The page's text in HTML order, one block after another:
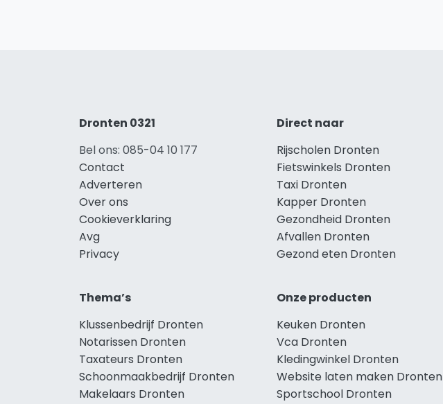
Dronten 0321
Bel ons: 085-04 10 177
Contact
Adverteren
Over ons
Cookieverklaring
Avg
Privacy
Direct naar
Rijscholen Dronten
Fietswinkels Dronten
Taxi Dronten
Kapper Dronten
Gezondheid Dronten
Afvallen Dronten
Gezond eten Dronten
Thema’s
Klussenbedrijf Dronten
Notarissen Dronten
Taxateurs Dronten
Schoonmaakbedrijf Dronten
Makelaars Dronten
Onze producten
Keuken Dronten
Vca Dronten
Kledingwinkel Dronten
Website laten maken Dronten
Sportschool Dronten